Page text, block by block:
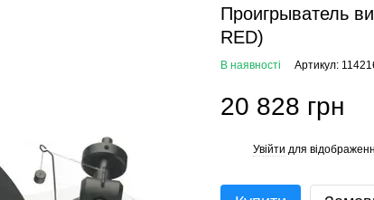
Проигрыватель
RED)
В наявності Артикул:
20 828 грн
Увійти для